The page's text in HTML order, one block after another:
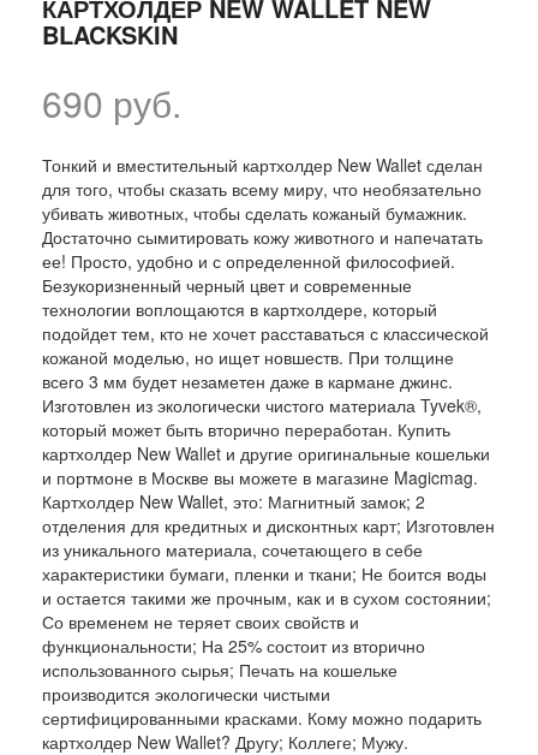
КАРТХОЛДЕР NEW WALLET NEW
BLACKSKIN
690 руб.
Тонкий и вместительный картхолдер New Wallet сделан
для того, чтобы сказать всему миру, что необязательно
убивать животных, чтобы сделать кожаный бумажник.
Достаточно сымитировать кожу животного и напечатать
ее! Просто, удобно и с определенной философией.
Безукоризненный черный цвет и современные
технологии воплощаются в картхолдере, который
подойдет тем, кто не хочет расставаться с классической
кожаной моделью, но ищет новшеств. При толщине
всего 3 мм будет незаметен даже в кармане джинс.
Изготовлен из экологически чистого материала Tyvek®,
который может быть вторично переработан. Купить
картхолдер New Wallet и другие оригинальные кошельки
и портмоне в Москве вы можете в магазине Magicmag.
Картхолдер New Wallet, это: Магнитный замок; 2
отделения для кредитных и дисконтных карт; Изготовлен
из уникального материала, сочетающего в себе
характеристики бумаги, пленки и ткани; Не боится воды
и остается такими же прочным, как и в сухом состоянии;
Со временем не теряет своих свойств и
функциональности; На 25% состоит из вторично
использованного сырья; Печать на кошельке
производится экологически чистыми
сертифицированными красками. Кому можно подарить
картхолдер New Wallet? Другу; Коллеге; Мужу.